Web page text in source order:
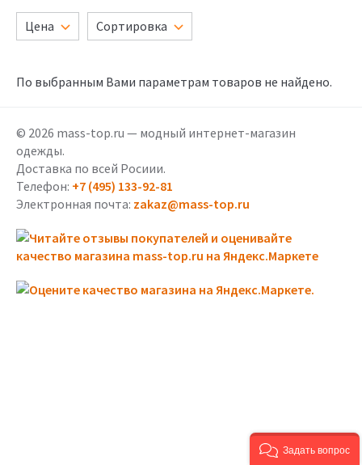
Цена Сортировка
По выбранным Вами параметрам товаров не найдено.
© 2026 mass-top.ru — модный интернет-магазин
одежды.
Доставка по всей Росиии.
Телефон: +7 (495) 133-92-81
Электронная почта: zakaz@mass-top.ru
Задать вопрос